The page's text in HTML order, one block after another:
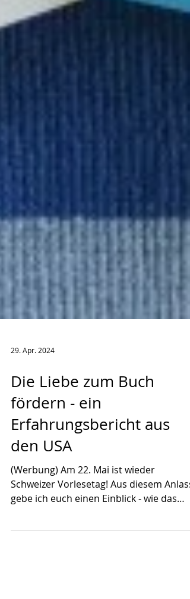
29. Apr. 2024
Die Liebe zum Buch
fördern - ein
Erfahrungsbericht aus
den USA
(Werbung) Am 22. Mai ist wieder
gebe ich euch einen Einblick - wie das